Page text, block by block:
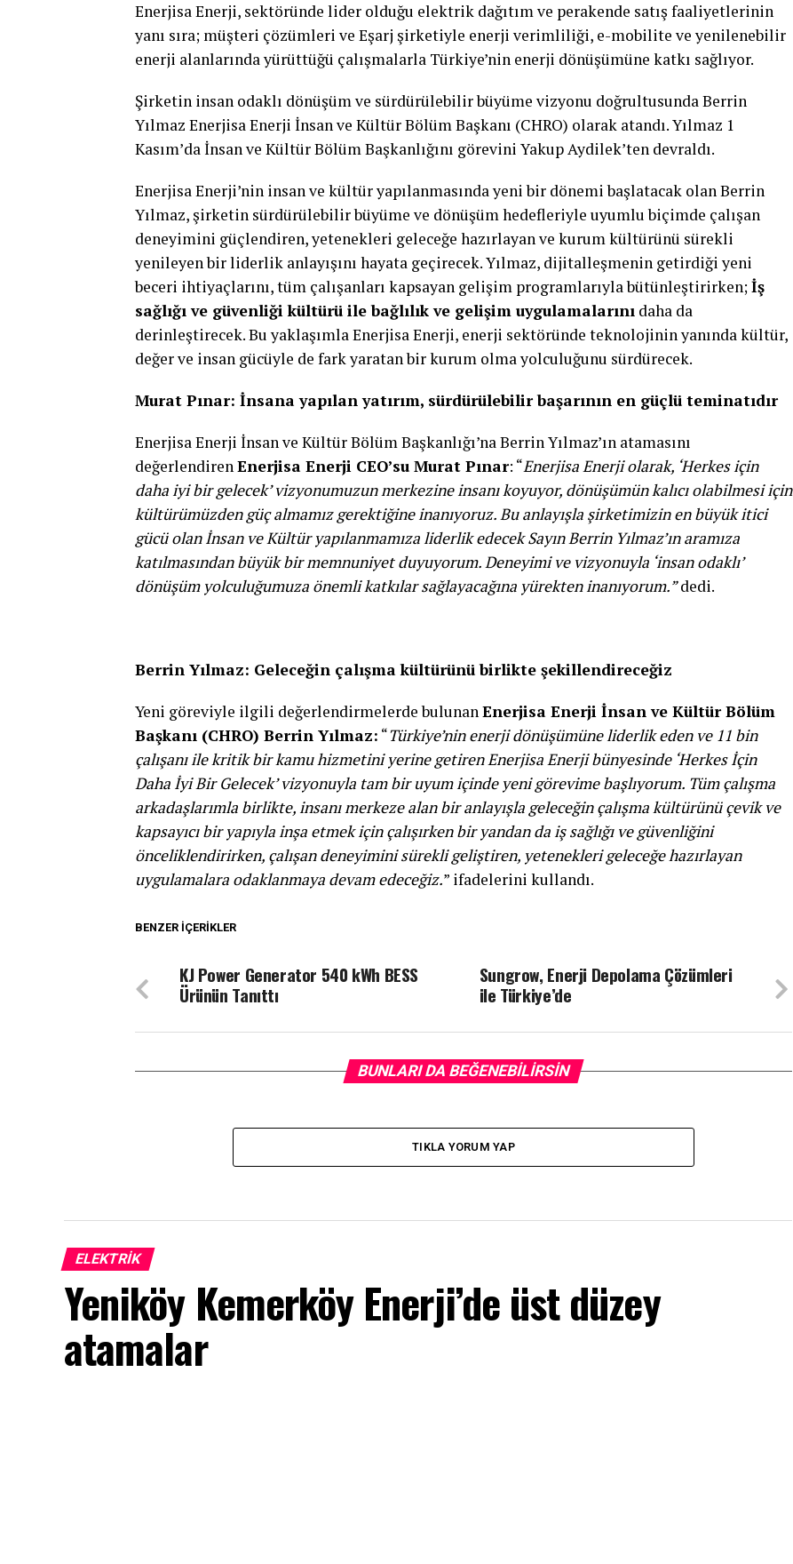
Enerjisa Enerji, sektöründe lider olduğu elektrik dağıtım ve perakende satış faaliyetlerinin
yanı sıra; müşteri çözümleri ve Eşarj şirketiyle enerji verimliliği, e-mobilite ve yenilenebilir
enerji alanlarında yürüttüğü çalışmalarla Türkiye’nin enerji dönüşümüne katkı sağlıyor.
Şirketin insan odaklı dönüşüm ve sürdürülebilir büyüme vizyonu doğrultusunda Berrin
Yılmaz Enerjisa Enerji İnsan ve Kültür Bölüm Başkanı (CHRO) olarak atandı. Yılmaz 1
Kasım’da İnsan ve Kültür Bölüm Başkanlığını görevini Yakup Aydilek’ten devraldı.
Enerjisa Enerji’nin insan ve kültür yapılanmasında yeni bir dönemi başlatacak olan Berrin
Yılmaz, şirketin sürdürülebilir büyüme ve dönüşüm hedefleriyle uyumlu biçimde çalışan
deneyimini güçlendiren, yetenekleri geleceğe hazırlayan ve kurum kültürünü sürekli
yenileyen bir liderlik anlayışını hayata geçirecek. Yılmaz, dijitalleşmenin getirdiği yeni
beceri ihtiyaçlarını, tüm çalışanları kapsayan gelişim programlarıyla bütünleştirirken;İş
sağlığı ve güvenliği kültürü ile bağlılık ve gelişim uygulamalarını daha da
derinleştirecek. Bu yaklaşımla Enerjisa Enerji, enerji sektöründe teknolojinin yanında kültür,
değer ve insan gücüyle de fark yaratan bir kurum olma yolculuğunu sürdürecek.
Murat Pınar: İnsana yapılan yatırım, sürdürülebilir başarının en güçlü teminatıdır
Enerjisa Enerji İnsan ve Kültür Bölüm Başkanlığı’na Berrin Yılmaz’ın atamasını
değerlendirenEnerjisa Enerji CEO’su Murat Pınar: “Enerjisa Enerji olarak, ‘Herkes için
daha iyi bir gelecek’ vizyonumuzun merkezine insanı koyuyor, dönüşümün kalıcı olabilmesi için
kültürümüzden güç almamız gerektiğine inanıyoruz. Bu anlayışla şirketimizin en büyük itici
gücü olan İnsan ve Kültür yapılanmamıza liderlik edecek Sayın Berrin Yılmaz’ın aramıza
katılmasından büyük bir memnuniyet duyuyorum. Deneyimi ve vizyonuyla ‘insan odaklı’
dönüşüm yolculuğumuza önemli katkılar sağlayacağına yürekten inanıyorum.”dedi.
Berrin Yılmaz: Geleceğin çalışma kültürünü birlikte şekillendireceğiz
Yeni göreviyle ilgili değerlendirmelerde bulunanEnerjisa Enerji İnsan ve Kültür Bölüm
Başkanı (CHRO) Berrin Yılmaz: “Türkiye’nin enerji dönüşümüne liderlik eden ve 11 bin
çalışanı ile kritik bir kamu hizmetini yerine getiren Enerjisa Enerji bünyesinde ‘Herkes İçin
Daha İyi Bir Gelecek’ vizyonuyla tam bir uyum içinde yeni görevime başlıyorum. Tüm çalışma
arkadaşlarımla birlikte, insanı merkeze alan bir anlayışla geleceğin çalışma kültürünü çevik ve
kapsayıcı bir yapıyla inşa etmek için çalışırken bir yandan da iş sağlığı ve güvenliğini
önceliklendirirken, çalışan deneyimini sürekli geliştiren, yetenekleri geleceğe hazırlayan
uygulamalara odaklanmaya devam edeceğiz.” ifadelerini kullandı.
BENZER İÇERIKLER
Sungrow, Enerji Depolama Çözümleri
ile Türkiye’de
KJ Power Generator 540 kWh BESS
Ürünün Tanıttı
BUNLARI DA BEĞENEBILIRSIN
TIKLA YORUM YAP
ELEKTRİK
Yeniköy Kemerköy Enerji’de üst düzey
atamalar